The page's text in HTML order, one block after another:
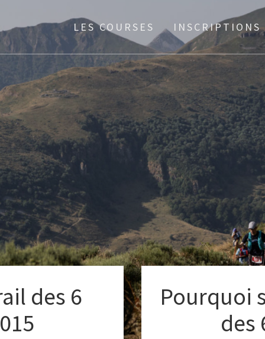
LES COURSES INSCRIPTIONS
des 6
Pourquoi
des